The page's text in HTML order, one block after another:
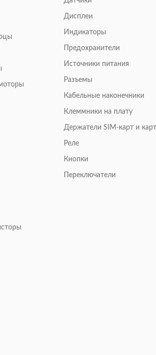
Дисплеи
Индикаторы
Предохранители
Источники питания
Разъемы
Кабельные наконечники
Клеммники на плату
Держатели SIM-карт и
Реле
Кнопки
Переключатели